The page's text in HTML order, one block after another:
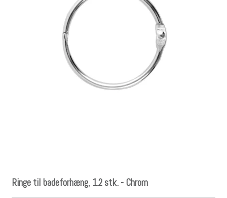
Ringe til badeforhæng, 12 stk. - Chrom